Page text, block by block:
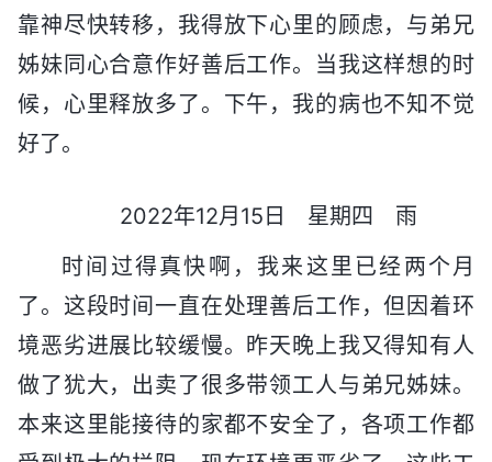
靠神尽快转移，我得放下心里的顾虑，与弟兄
姊妹同心合意作好善后工作。当我这样想的时
候，心里释放多了。下午，我的病也不知不觉
好了。
2022年12月15日 星期四 雨
时间过得真快啊，我来这里已经两个月
了。这段时间一直在处理善后工作，但因着环
境恶劣进展比较缓慢。昨天晚上我又得知有人
做了犹大，出卖了很多带领工人与弟兄姊妹。
本来这里能接待的家都不安全了，各项工作都